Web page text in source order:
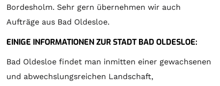
Bordesholm. Sehr gern übernehmen wir auch
Aufträge aus Bad Oldesloe.
EINIGE INFORMATIONEN ZUR STADT BAD OLDESLOE:
Bad Oldesloe findet man inmitten einer gewachsenen
und abwechslungsreichen Landschaft,